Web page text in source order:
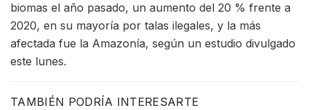
biomas el año pasado, un aumento del 20 % frente a
2020, en su mayoría por talas ilegales, y la más
afectada fue la Amazonía, según un estudio divulgado
este lunes.
TAMBIÉN PODRÍA INTERESARTE